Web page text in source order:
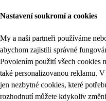
Nastavení soukromí a cookies
My a naši partneři používáme
abychom zajistili správné
Povolením použití všech cookies
také personalizovanou reklamu.
jen nezbytné cookies, které
rozhodnutí můžete kdykoliv